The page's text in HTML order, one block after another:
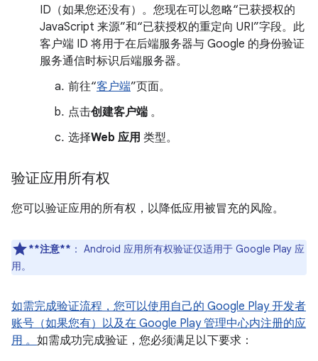
ID（如果您还没有）。您现在可以忽略“已获授权的
JavaScript 来源”和“已获授权的重定向 URI”字段。此
客户端 ID 将用于在后端服务器与 Google 的身份验证
服务通信时标识后端服务器。
前往“客户端”页面。
点击创建客户端 。
选择Web 应用 类型。
验证应用所有权
您可以验证应用的所有权，以降低应用被冒充的风险。
**注意** ： Android 应用所有权验证仅适用于 Google Play 应
用。
如需完成验证流程，您可以使用自己的 Google Play 开发者
账号（如果您有）以及在 Google Play 管理中心内注册的应
用 。 如需成功完成验证，您必须满足以下要求：